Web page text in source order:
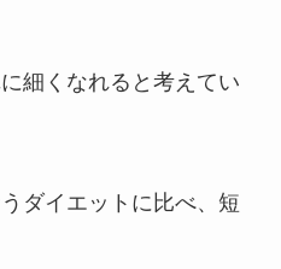
細くなれると考えてい
ダイエットに比べ、短